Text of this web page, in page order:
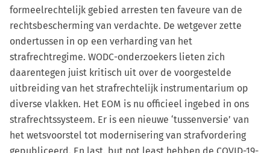
formeelrechtelijk gebied arresten ten faveure van de
rechtsbescherming van verdachte. De wetgever zette
ondertussen in op een verharding van het
strafrechtregime. WODC-onderzoekers lieten zich
daarentegen juist kritisch uit over de voorgestelde
uitbreiding van het strafrechtelijk instrumentarium op
diverse vlakken. Het EOM is nu officieel ingebed in ons
strafrechtssysteem. Er is een nieuwe ‘tussenversie’ van
het wetsvoorstel tot modernisering van strafvordering